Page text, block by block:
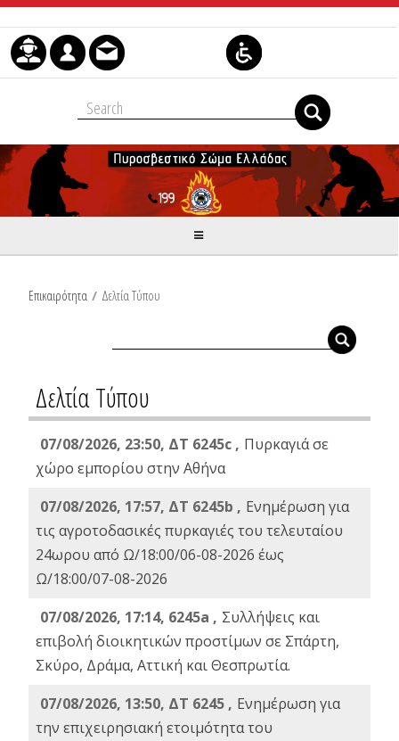
Skip to Content
Επικαιρότητα / Δελτία Τύπου
Δελτία Τύπου
07/08/2026, 23:50, ΔΤ 6245c , Πυρκαγιά σε
χώρο εμπορίου στην Αθήνα
07/08/2026, 17:57, ΔΤ 6245b , Ενημέρωση για
τις αγροτοδασικές πυρκαγιές του τελευταίου
24ωρου από Ω/18:00/06-08-2026 έως
Ω/18:00/07-08-2026
07/08/2026, 17:14, 6245a , Συλλήψεις και
επιβολή διοικητικών προστίμων σε Σπάρτη,
Σκύρο, Δράμα, Αττική και Θεσπρωτία.
07/08/2026, 13:50, ΔΤ 6245 , Ενημέρωση για
την επιχειρησιακή ετοιμότητα του